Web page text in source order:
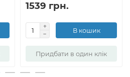
1539 грн.
В кошик
Придбати в один клік